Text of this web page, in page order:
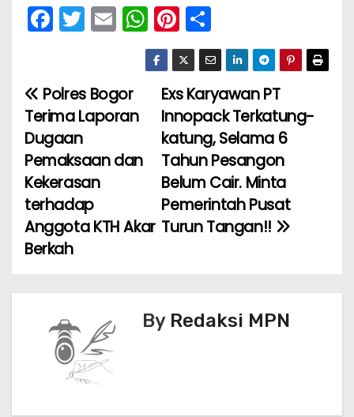
F
e
b
o
o
k
T
er
E
l
W
h
a
ts
A
p
p
Pi
nt
er
e
st
h
ar
e
N
a
v
i
g
s
‎Exs Karyawan PT
Innopack Terkatung-
katung, Selama 6
Tahun Pesangon
Belum Cair. Minta
Pemerintah Pusat
Turun Tangan!!
Polres Bogor
Terima Laporan
Dugaan
Pemaksaan dan
Kekerasan
terhadap
Anggota KTH Akar
Berkah
By Redaksi MPN